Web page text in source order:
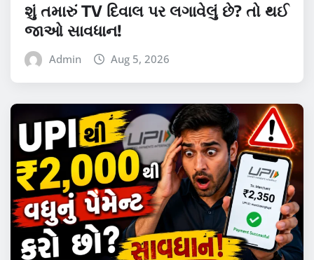
શું તમારું TV દિવાલ પર લગાવેલું છે? તો થઈ
જાઓ સાવધાન!
Admin Aug 5, 2026